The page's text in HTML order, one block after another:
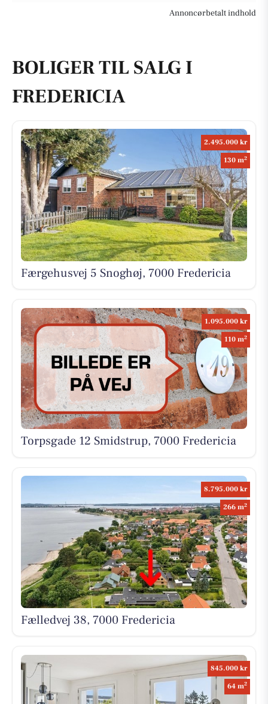
Annoncørbetalt indhold
BOLIGER TIL SALG I
FREDERICIA
2.495.000 kr
130 m2
Færgehusvej 5 Snoghøj, 7000 Fredericia
1.095.000 kr
110 m2
Torpsgade 12 Smidstrup, 7000 Fredericia
8.795.000 kr
266 m2
Fælledvej 38, 7000 Fredericia
845.000 kr
64 m2